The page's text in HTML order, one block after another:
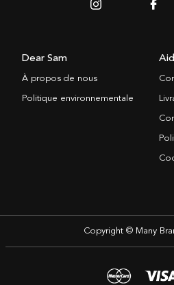
Dear Sam
À propos de nous
Politique environnementale
Copyright © Many